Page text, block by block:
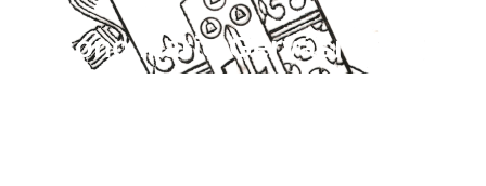
Diácono Mario Gervásio